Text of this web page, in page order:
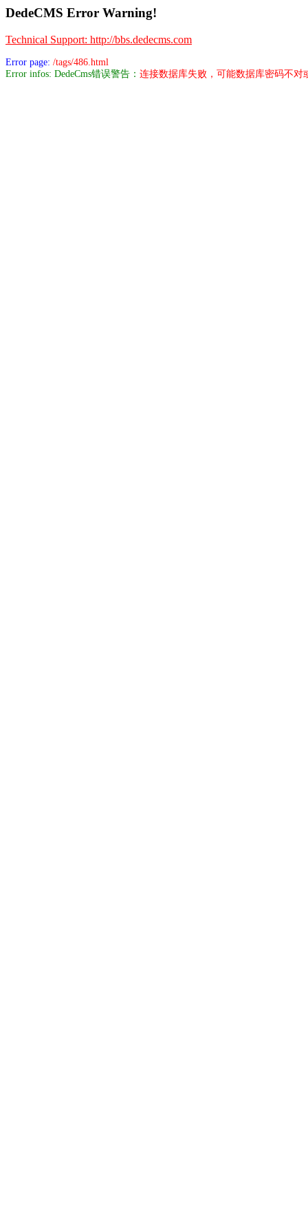
DedeCMS Error Warning!
Technical Support: http://bbs.dedecms.com
Error page: /tags/486.html
Error infos: DedeCms错误警告： 连接数据库失败，可能数据库密码不对